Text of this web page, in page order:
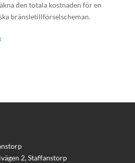
den totala kostnaden för en
bränsletillförselscheman.
2, Staffanstorp